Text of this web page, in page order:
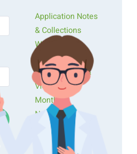
Application Notes
& Collections
Webinars &
Workshops
Presentations &
Videos
Monthly
Newsletters
Exclusive Events...